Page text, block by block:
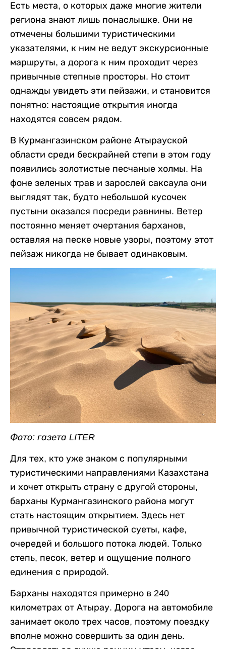
Есть места, о которых даже многие жители
региона знают лишь понаслышке. Они не
отмечены большими туристическими
указателями, к ним не ведут экскурсионные
маршруты, а дорога к ним проходит через
привычные степные просторы. Но стоит
однажды увидеть эти пейзажи, и становится
понятно: настоящие открытия иногда
находятся совсем рядом.
В Курмангазинском районе Атырауской
области среди бескрайней степи в этом году
появились золотистые песчаные холмы. На
фоне зеленых трав и зарослей саксаула они
выглядят так, будто небольшой кусочек
пустыни оказался посреди равнины. Ветер
постоянно меняет очертания барханов,
оставляя на песке новые узоры, поэтому этот
пейзаж никогда не бывает одинаковым.
Фото: газета LITER
Для тех, кто уже знаком с популярными
туристическими направлениями Казахстана
и хочет открыть страну с другой стороны,
барханы Курмангазинского района могут
стать настоящим открытием. Здесь нет
привычной туристической суеты, кафе,
очередей и большого потока людей. Только
степь, песок, ветер и ощущение полного
единения с природой.
Барханы находятся примерно в 240
километрах от Атырау. Дорога на автомобиле
занимает около трех часов, поэтому поездку
вполне можно совершить за один день.